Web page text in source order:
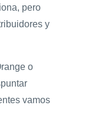
pero
y
o
vamos